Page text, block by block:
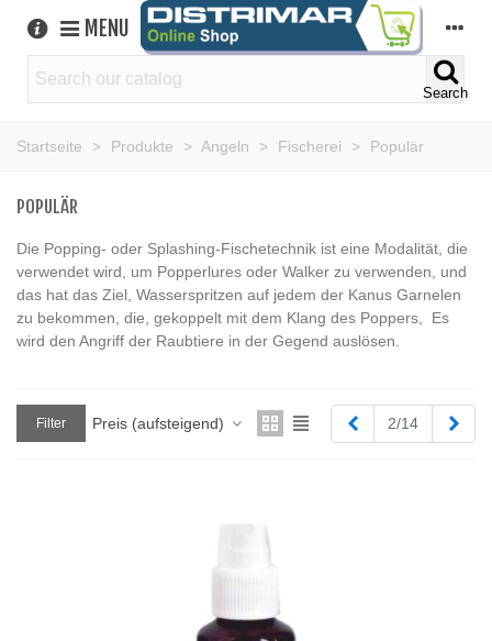
MENU
Search
Startseite > Produkte > Angeln > Fischerei > Populär
POPULÄR
Die Popping- oder Splashing-Fischetechnik ist eine Modalität, die
verwendet wird, um Popperlures oder Walker zu verwenden, und
das hat das Ziel, Wasserspritzen auf jedem der Kanus Garnelen
zu bekommen, die, gekoppelt mit dem Klang des Poppers, Es
wird den Angriff der Raubtiere in der Gegend auslösen.
Filter Preis (aufsteigend) Zurück
2/14